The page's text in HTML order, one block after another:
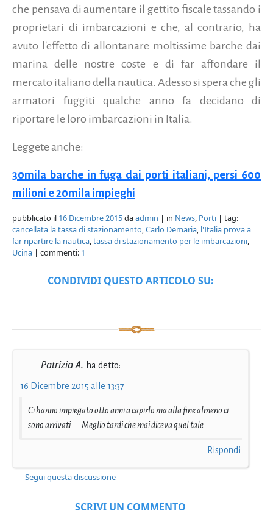
che pensava di aumentare il gettito fiscale tassando i
proprietari di imbarcazioni e che, al contrario, ha
avuto l'effetto di allontanare moltissime barche dai
marina delle nostre coste e di far affondare il
mercato italiano della nautica. Adesso si spera che gli
armatori fuggiti qualche anno fa decidano di
riportare le loro imbarcazioni in Italia.
Leggete anche:
30mila barche in fuga dai porti italiani, persi 600
milioni e 20mila impieghi
pubblicato il 16 Dicembre 2015daadmin | in News, Porti | tag:
cancellata la tassa di stazionamento,Carlo Demaria, l'Italia prova a
far ripartire la nautica,tassa di stazionamento per le imbarcazioni,
Ucina | commenti: 1
CONDIVIDI QUESTO ARTICOLO SU:
Patrizia A. ha detto:
16 Dicembre 2015 alle 13:37
Ci hanno impiegato otto anni a capirlo ma alla fine almeno ci
sono arrivati.... Meglio tardi che mai diceva quel tale...
Rispondi
Segui questa discussione
SCRIVI UN COMMENTO